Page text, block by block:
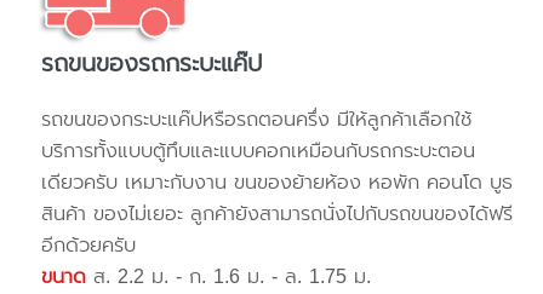
รถขนของรถกระบะแค๊ป
รถขนของกระบะแค๊ปหรือรถตอนครึ่ง มีให้ลูกค้าเลือกใช้
บริการทั้งแบบตู้ทึบและแบบคอกเหมือนกับรถกระบะตอน
เดียวครับ เหมาะกับงาน ขนของย้ายห้อง หอพัก คอนโด บูธ
สินค้า ของไม่เยอะ ลูกค้ายังสามารถนั่งไปกับรถขนของได้ฟรี
อีกด้วยครับ
ขนาด ส. 2.2 ม. - ก. 1.6 ม. - ล. 1.75 ม.